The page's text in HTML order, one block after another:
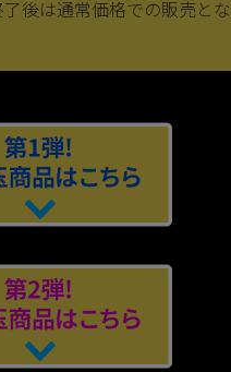
後は通常価格での販売とな